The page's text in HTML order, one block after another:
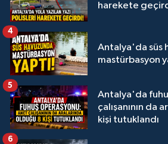
harekete
Antalya'da süs
mastürbasyon
4
Antalya'da
çalışanının da
kişi tutuklandı
5
6